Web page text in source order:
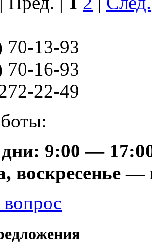
70-13-93
70-16-93
22-49
дни: 9:00 —
воскресенье
вопрос